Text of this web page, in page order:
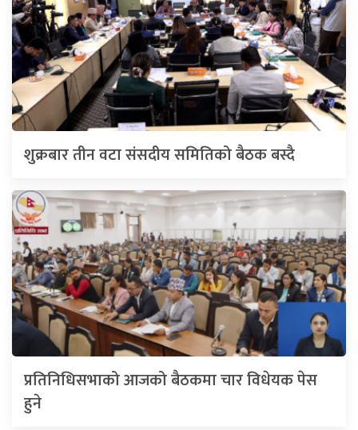
शुक्रबार तीन वटा संसदीय समितिको बैठक बस्दै
प्रतिनिधिसभाको आजको बैठकमा चार विधेयक पेस
हुने